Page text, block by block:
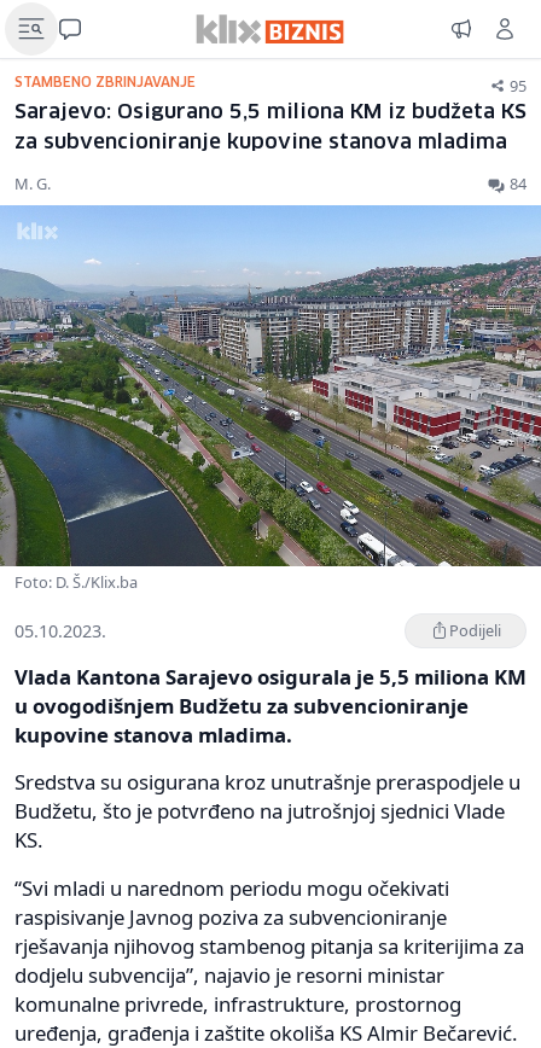
STAMBENO ZBRINJAVANJE 95
Sarajevo: Osigurano 5,5 miliona KM iz budžeta KS
za subvencioniranje kupovine stanova mladima
M. G. 84
Foto: D. Š./Klix.ba
05.10.2023. Podijeli
Vlada Kantona Sarajevo osigurala je 5,5 miliona KM
u ovogodišnjem Budžetu za subvencioniranje
kupovine stanova mladima.
Sredstva su osigurana kroz unutrašnje preraspodjele u
Budžetu, što je potvrđeno na jutrošnjoj sjednici Vlade
KS.
“Svi mladi u narednom periodu mogu očekivati
raspisivanje Javnog poziva za subvencioniranje
rješavanja njihovog stambenog pitanja sa kriterijima za
dodjelu subvencija”, najavio je resorni ministar
komunalne privrede, infrastrukture, prostornog
uređenja, građenja i zaštite okoliša KS Almir Bečarević.